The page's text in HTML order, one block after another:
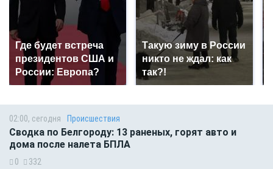
Где будет встреча
президентов США и
России: Европа?
Такую зиму в России
никто не ждал: как
так?!
02:00, сегодня Происшествия
Сводка по Белгороду: 13 раненых, горят авто и
дома после налета БПЛА
0 332